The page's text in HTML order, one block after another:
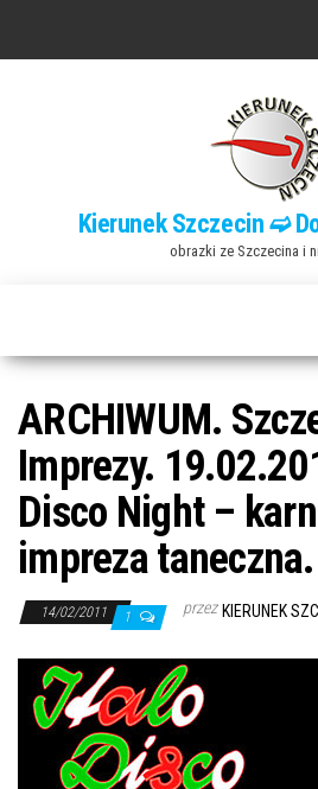
Kierunek Szczecin ➫
obrazki ze Szczecina i
ARCHIWUM.
Imprezy.
Disco Night –
impreza
14/02/2011 1 przez KIERUNEK